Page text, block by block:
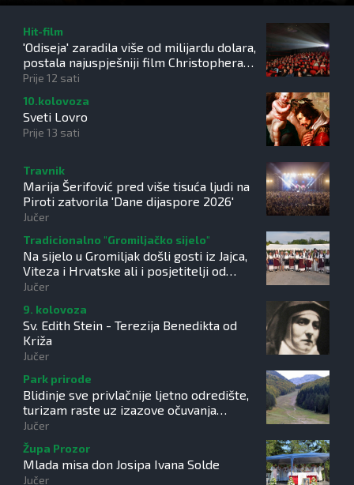
Hit-film
'Odiseja' zaradila više od milijardu dolara,
postala najuspješniji film Christophera
Nolana
Prije 12 sati
10.kolovoza
Sveti Lovro
Prije 13 sati
Travnik
Marija Šerifović pred više tisuća ljudi na
Piroti zatvorila 'Dane dijaspore 2026'
Jučer
Tradicionalno "Gromiljačko sijelo"
Na sijelo u Gromiljak došli gosti iz Jajca,
Viteza i Hrvatske ali i posjetitelji od
Austrije do Australije
Jučer
9. kolovoza
Sv. Edith Stein - Terezija Benedikta od
Križa
Jučer
Park prirode
Blidinje sve privlačnije ljetno odredište,
turizam raste uz izazove očuvanja
prirode
Jučer
Župa Prozor
Mlada misa don Josipa Ivana Solde
Jučer